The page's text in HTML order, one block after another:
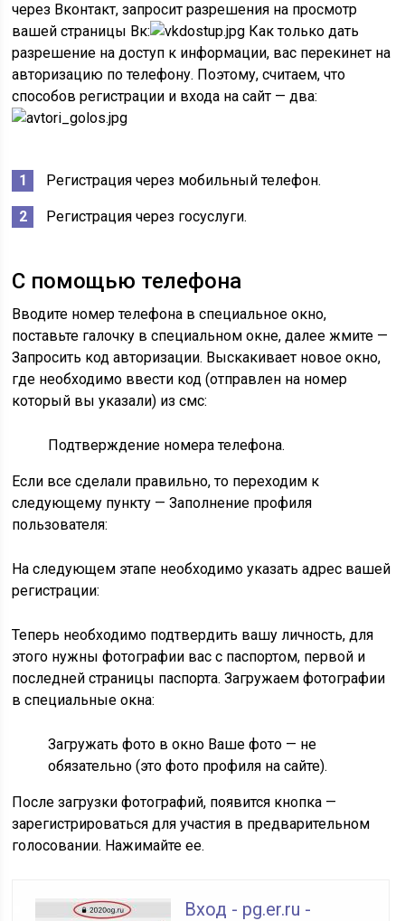
через Вконтакт, запросит разрешения на просмотр
вашей страницы Вк:
Как только дать
разрешение на доступ к информации, вас перекинет на
авторизацию по телефону. Поэтому, считаем, что
способов регистрации и входа на сайт — два:
Регистрация через мобильный телефон.
Регистрация через госуслуги.
С помощью телефона
Вводите номер телефона в специальное окно,
поставьте галочку в специальном окне, далее жмите —
Запросить код авторизации. Выскакивает новое окно,
где необходимо ввести код (отправлен на номер
который вы указали) из смс:
Подтверждение номера телефона.
Если все сделали правильно, то переходим к
следующему пункту — Заполнение профиля
пользователя:
На следующем этапе необходимо указать адрес вашей
регистрации:
Теперь необходимо подтвердить вашу личность, для
этого нужны фотографии вас с паспортом, первой и
последней страницы паспорта. Загружаем фотографии
в специальные окна:
Загружать фото в окно Ваше фото — не
обязательно (это фото профиля на сайте).
После загрузки фотографий, появится кнопка —
зарегистрироваться для участия в предварительном
голосовании. Нажимайте ее.
Вход - pg.er.ru -